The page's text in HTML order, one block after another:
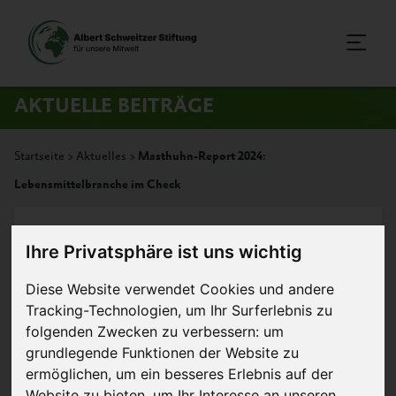
Ihre Privatsphäre ist uns wichtig
Diese Website verwendet Cookies und andere
Tracking-Technologien, um Ihr Surferlebnis zu
folgenden Zwecken zu verbessern: um
grundlegende Funktionen der Website zu
ermöglichen, um ein besseres Erlebnis auf der
AKTUELLE BEITRÄGE
Startseite > Aktuelles > Masthuhn-Report 2024:
Lebensmittelbranche im Check
Pressemitteilung
Masthuhn-Report 2024:
Lebensmittelbranche im Check
Bereits dritter Report für Fast-Food-Ketten,
erstmals auch Check für Lebensmitteleinzelhandel,